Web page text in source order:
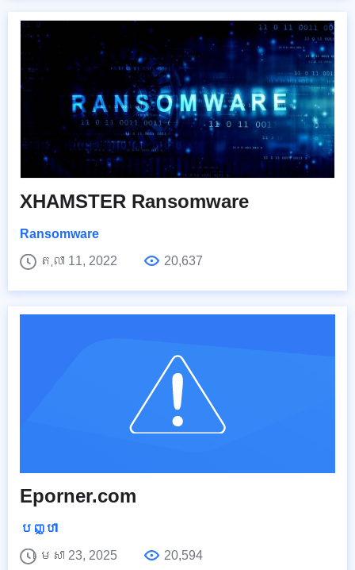
XHAMSTER Ransomware
Ransomware
តុលា 11, 2022
20,637
Eporner.com
បញ្ហា
មេសា 23, 2025
20,594